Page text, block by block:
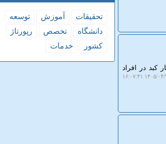
کبد در افراد
۰۴/۲۸ ۱۶:۰۷:۴۱
تحقیقات آموزش
توسعه
دانشگاه
تخصص
رپورتاژ
كشور
خدمات